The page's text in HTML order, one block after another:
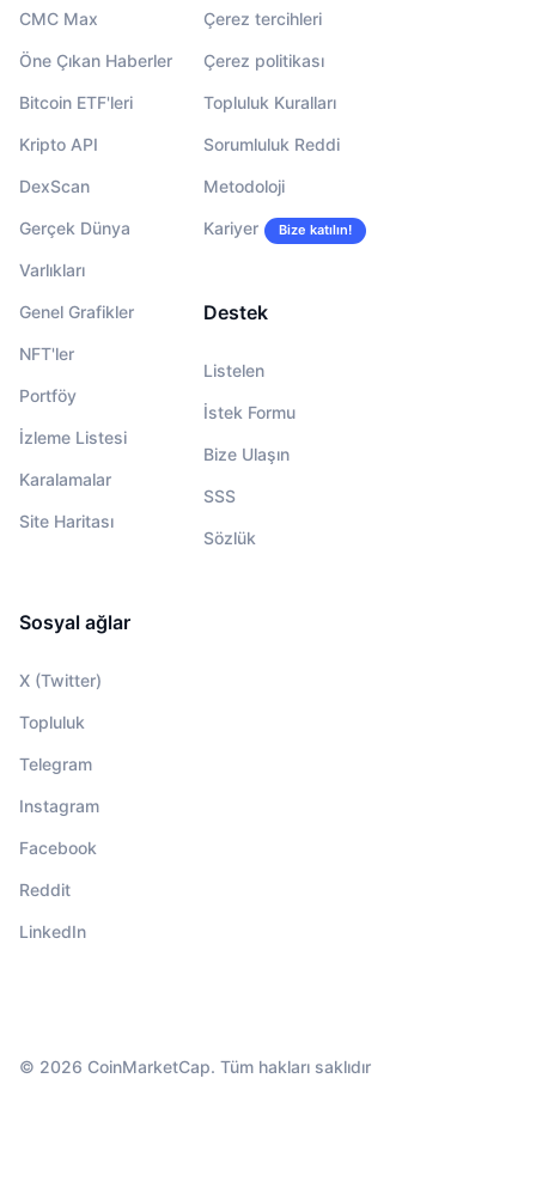
CMC Max
Öne Çıkan Haberler
Bitcoin ETF'leri
Kripto API
DexScan
Gerçek Dünya
Varlıkları
Genel Grafikler
NFT'ler
Portföy
İzleme Listesi
Karalamalar
Site Haritası
Çerez tercihleri
Çerez politikası
Topluluk Kuralları
Sorumluluk Reddi
Metodoloji
Kariyer Bize katılın!
Destek
Listelen
İstek Formu
Bize Ulaşın
SSS
Sözlük
Sosyal ağlar
X (Twitter)
Topluluk
Telegram
Instagram
Facebook
Reddit
LinkedIn
© 2026 CoinMarketCap. Tüm hakları saklıdır